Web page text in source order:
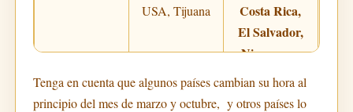
USA, Tijuana
Costa Rica,
El Salvador,
Nicaragua,
Honduras
Tenga en cuenta que algunos países cambian su hora al
principio del mes de marzo y octubre, y otros países lo